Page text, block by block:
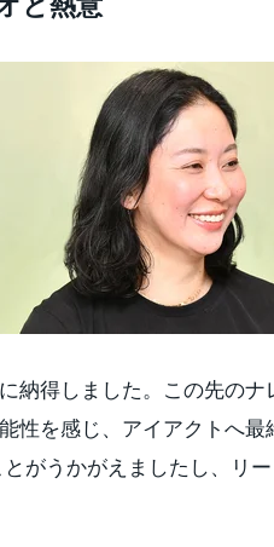
納得しました。この先のナ
性を感じ、アイアクトへ最
がうかがえましたし、リ